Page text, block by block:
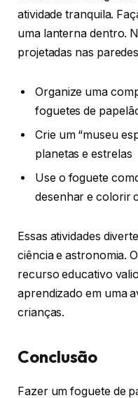
atividade tranquila.
uma lanterna dentro.
projetadas nas
Organize uma
foguetes de
Crie um “museu
planetas e estrelas
Use o foguete
desenhar e colorir
Essas atividades
ciência e astronomia.
recurso educativo
aprendizado em uma
crianças.
Conclusão
Fazer um foguete de